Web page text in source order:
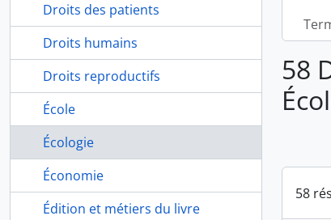
Droits des patients
Droits humains
Droits reproductifs
École
Écologie
Économie
Édition et métiers du livre
58
58